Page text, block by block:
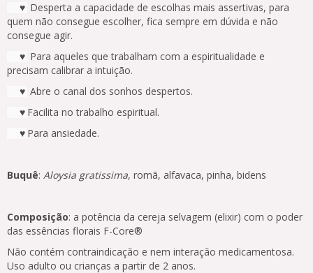
♥ Desperta a capacidade de escolhas mais assertivas, para
quem não consegue escolher, fica sempre em dúvida e não
consegue agir.
♥ Para aqueles que trabalham com a espiritualidade e
precisam calibrar a intuição.
♥ Abre o canal dos sonhos despertos.
♥ Facilita no trabalho espiritual.
♥ Para ansiedade.
Buquê: Aloysia gratissima, romã, alfavaca, pinha, bidens
Composição: a potência da cereja selvagem (elixir) com o poder
das essências florais F-Core®
Não contém contraindicação e nem interação medicamentosa.
Uso adulto ou crianças a partir de 2 anos.